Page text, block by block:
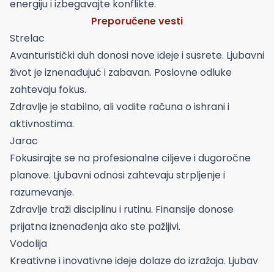
energiju i izbegavajte konflikte.
Preporučene vesti
Strelac
Avanturistički duh donosi nove ideje i susrete. Ljubavni
život je iznenađujuć i zabavan. Poslovne odluke
zahtevaju fokus.
Zdravlje je stabilno, ali vodite računa o ishrani i
aktivnostima.
Jarac
Fokusirajte se na profesionalne ciljeve i dugoročne
planove. Ljubavni odnosi zahtevaju strpljenje i
razumevanje.
Zdravlje traži disciplinu i rutinu. Finansije donose
prijatna iznenađenja ako ste pažljivi.
Vodolija
Kreativne i inovativne ideje dolaze do izražaja. Ljubav